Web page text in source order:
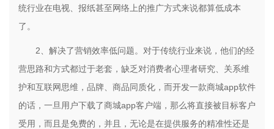
统行业在电视、报纸甚至网络上的推广方式来说都算低成本
了。
2、解决了营销效率低问题。对于传统行业来说，他们的经
营思路和方式都过于老套，缺乏对消费者心理者研究、关系维
护和互联网思维，品牌、商品同质化，而开发一款商城app软件
的话，一旦用户下载了商城app客户端，那么将直接被目标客户
受用，而且是免费的，并且，无论是在提供服务的精准性还是